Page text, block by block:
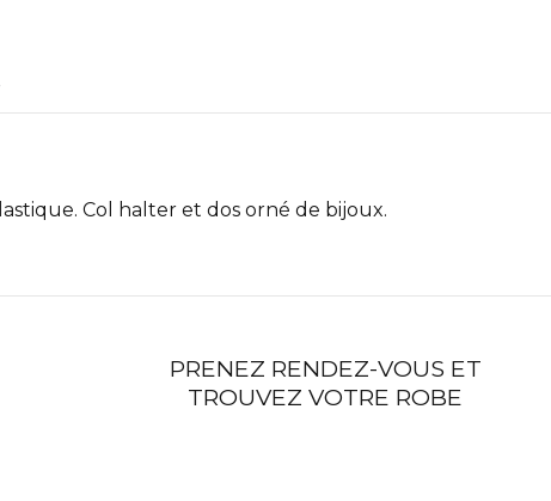
Col halter et dos orné de bijoux.
PRENEZ RENDEZ-VOUS ET
TROUVEZ VOTRE ROBE